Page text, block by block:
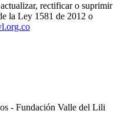
rectificar o suprimir
la Ley 1581 de 2012 o
- Fundación Valle del Lili